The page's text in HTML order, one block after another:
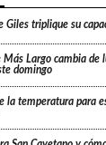
Giles triplique su
Más Largo cambia de
domingo
la temperatura para